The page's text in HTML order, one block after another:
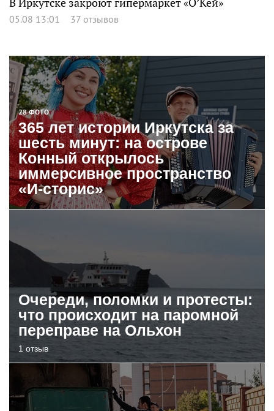
05.08 13:01 37 отзывов
28 ФОТО
365 лет истории Иркутска за
шесть минут: на острове
Конный открылось
иммерсивное пространство
«И-сторис»
Очереди, поломки и протесты:
что происходит на паромной
переправе на Ольхон
1 отзыв